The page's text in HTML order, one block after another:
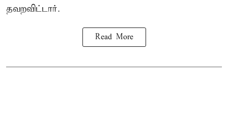
தவறவிட்டார்.
Read More